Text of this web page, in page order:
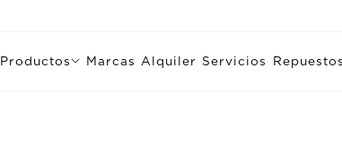
Productos Marcas Alquiler Servicios Repuestos